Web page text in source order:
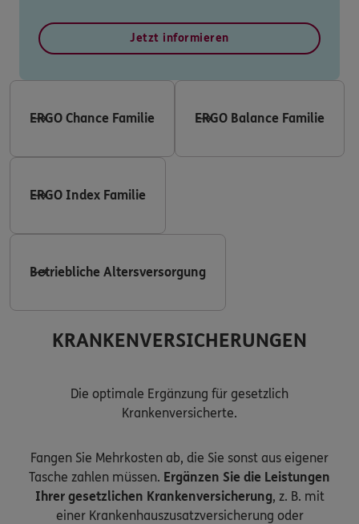
Jetzt informieren
ERGO Chance Familie ERGO Balance Familie
ERGO Index Familie
Betriebliche Altersversorgung
KRANKENVERSICHERUNGEN
Die optimale Ergänzung für gesetzlich
Krankenversicherte.
Fangen Sie Mehrkosten ab, die Sie sonst aus eigener
Tasche zahlen müssen. Ergänzen Sie die Leistungen
Ihrer gesetzlichen Krankenversicherung, z. B. mit
einer Krankenhauszusatzversicherung oder